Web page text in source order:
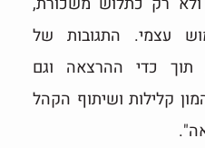
עצמי. התגובות של
תוך כדי ההרצאה וגם
קלילות ושיתוף הקהל